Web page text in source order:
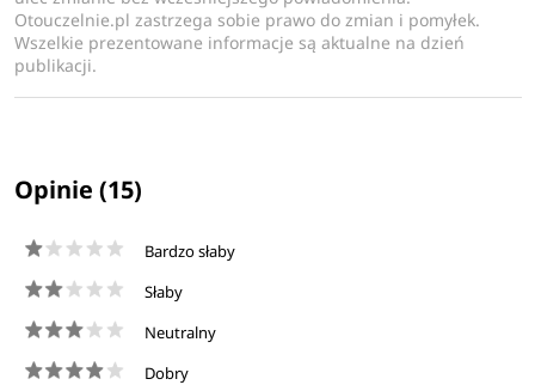
Niezależnie od wariantu kształcenia studia kończą się
uzyskaniem tytułu magistra inżyniera.
Otouczelnie.pl zastrzega sobie prawo do zmian i pomyłek.
Wszelkie prezentowane informacje są aktualne na dzień
publikacji.
Opinie (15)
Bardzo słaby
Słaby
Neutralny
Dobry